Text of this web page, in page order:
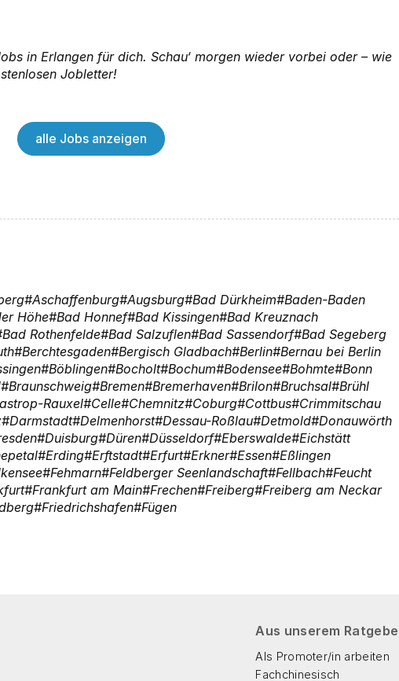
in Erlangen für dich. Schau‘ morgen wieder vorbei oder – wie
Jobletter!
alle Jobs anzeigen
Aschaffenburg Augsburg Bad Dürkheim Baden-Baden
Höhe Bad Honnef Bad Kissingen Bad Kreuznach
Bad Rothenfelde Bad Salzuflen Bad Sassendorf Bad Segeberg
Berchtesgaden Bergisch Gladbach Berlin Bernau bei Berlin
Böblingen Bocholt Bochum Bodensee Bohmte Bonn
Braunschweig Bremen Bremerhaven Brilon Bruchsal Brühl
Rauxel Celle Chemnitz Coburg Cottbus Crimmitschau
Darmstadt Delmenhorst Dessau-Roßlau Detmold Donauwörth
Duisburg Düren Düsseldorf Eberswalde Eichstätt
Erding Erftstadt Erfurt Erkner Essen Eßlingen
Fehmarn Feldberger Seenlandschaft Fellbach Feucht
Frankfurt am Main Frechen Freiberg Freiberg am Neckar
Friedrichshafen Fügen
Aus unserem
Als Promoter/in arbeiten
Fachchinesisch